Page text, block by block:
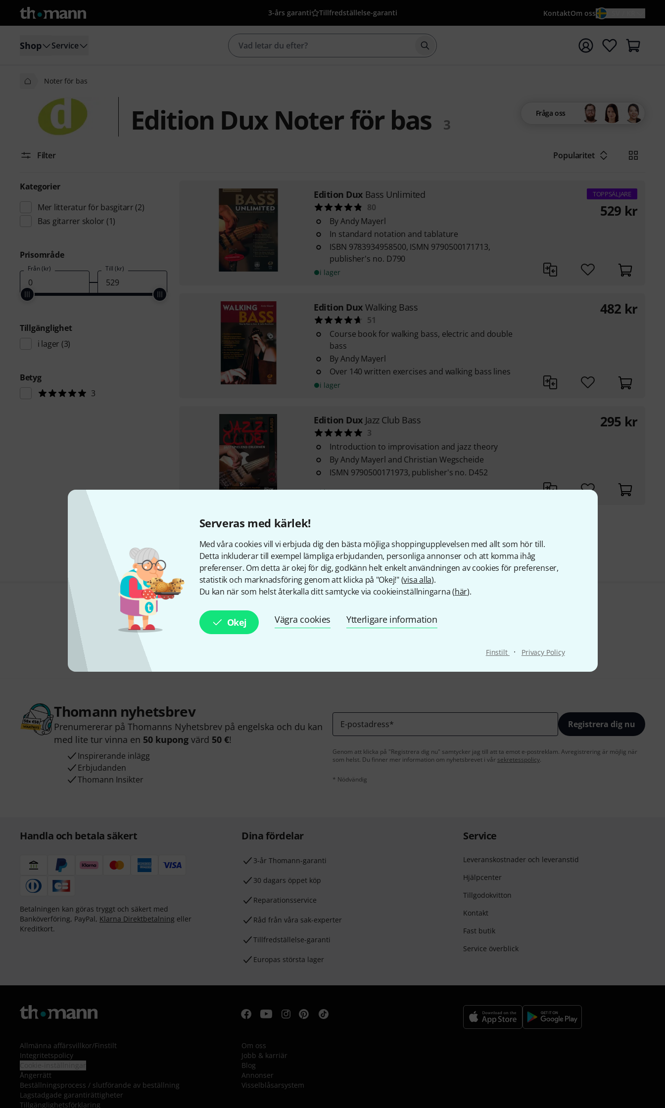
Serveras med kärlek!
Med våra cookies vill vi erbjuda dig den bästa möjliga shoppingupplevelsen med allt som hör till.
Detta inkluderar till exempel lämpliga erbjudanden, personliga annonser och att komma ihåg
preferenser. Om detta är okej för dig, godkänn helt enkelt användningen av cookies för preferenser,
statistik och marknadsföring genom att klicka på "Okej!" (visa alla).
Du kan när som helst återkalla ditt samtycke via cookieinställningarna (här).
Okej Vägra cookies Ytterligare information
Finstilt · Privacy Policy
3-års garanti Tillfredställelse-garanti KontaktOm oss
Shop Service Börja sökningen med söktermen {searchTerm}
Noter för bas
Edition Dux Noter för bas 3
Fråga oss
Filter Popularitet
Kategorier
Mer litteratur för basgitarr (2)
Bas gitarrer skolor (1)
Prisområde
Från (kr) Till (kr)
Tillgänglighet
i lager (3)
Betyg
3
Edition Dux Bass Unlimited
80
By Andy Mayerl
In standard notation and tablature
ISBN 9783934958500, ISMN 9790500171713,
publisher's no. D790
i lager
TOPPSÄLJARE
529 kr
Edition Dux Walking Bass
51
Course book for walking bass, electric and double
bass
By Andy Mayerl
Over 140 written exercises and walking bass lines
i lager
482 kr
Edition Dux Jazz Club Bass
3
Introduction to improvisation and jazz theory
By Andy Mayerl and Christian Wegscheide
ISMN 9790500171973, publisher's no. D452
i lager
295 kr
Priset är inklusive moms
Thomann nyhetsbrev
Prenumererar på Thomanns Nyhetsbrev på engelska och du kan
med lite tur vinna en 50 kupong värd 50 €!
Inspirerande inlägg
Erbjudanden
Thomann Insikter
E-postadress* Registrera dig nu
Genom att klicka på "Registrera dig nu" samtycker jag till att ta emot e-postreklam. Avregistrering är möjlig när
som helst. Du finner mer information om nyhetsbrevet i vår sekretesspolicy.
* Nödvändig
Handla och betala säkert
Betalningen kan göras tryggt och säkert med
Banköverföring, PayPal, Klarna Direktbetalning eller
Kreditkort.
Dina fördelar
3-år Thomann-garanti
30 dagars öppet köp
Reparationsservice
Råd från våra sak-experter
Tillfredställelse-garanti
Europas största lager
Service
Leveranskostnader och leveranstid
Hjälpcenter
Tillgodokvitton
Kontakt
Fast butik
Service överblick
Allmänna affärsvillkor/Finstilt
Integritetspolicy
Ångerrätt
Beställningsprocess / slutförande av beställning
Lagstadgade garantirättigheter
Tillgänglighetsförklaring
Om oss
Jobb & karriär
Blog
Annonser
Visselblåsarsystem